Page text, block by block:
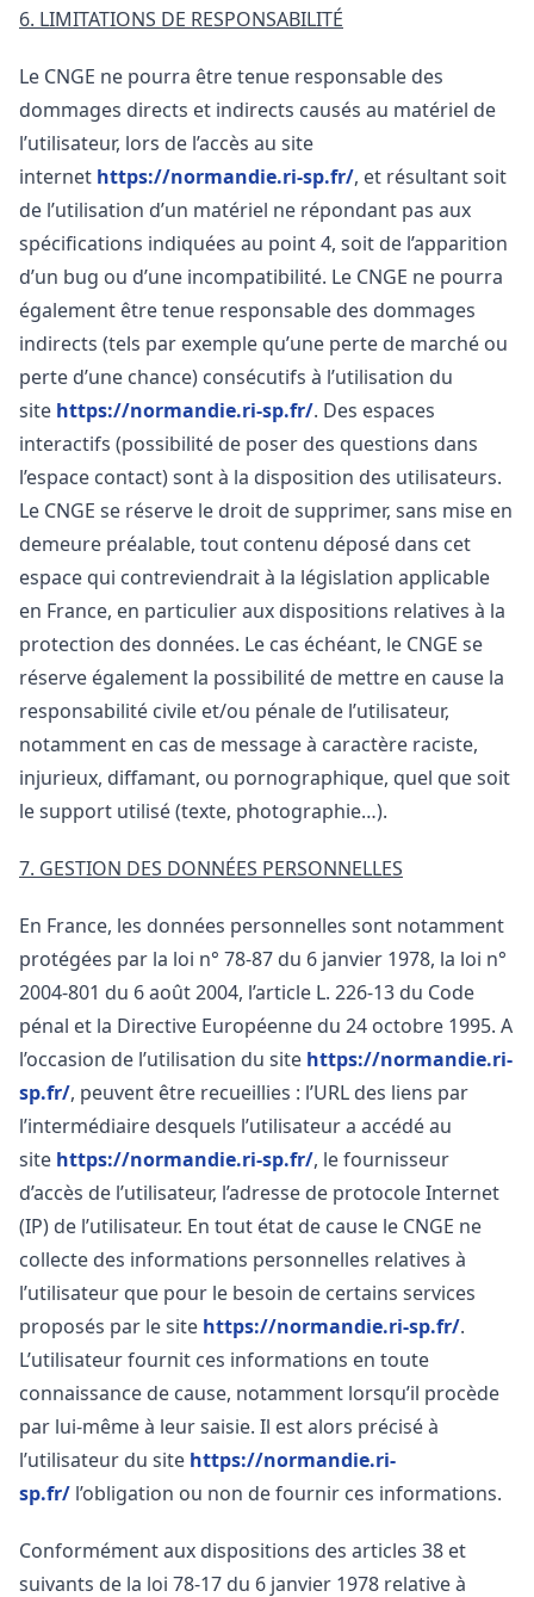
6. LIMITATIONS DE RESPONSABILITÉ
Le CNGE ne pourra être tenue responsable des
dommages directs et indirects causés au matériel de
l’utilisateur, lors de l’accès au site
internet https://normandie.ri-sp.fr/, et résultant soit
de l’utilisation d’un matériel ne répondant pas aux
spécifications indiquées au point 4, soit de l’apparition
d’un bug ou d’une incompatibilité. Le CNGE ne pourra
également être tenue responsable des dommages
indirects (tels par exemple qu’une perte de marché ou
perte d’une chance) consécutifs à l’utilisation du
site https://normandie.ri-sp.fr/. Des espaces
interactifs (possibilité de poser des questions dans
l’espace contact) sont à la disposition des utilisateurs.
Le CNGE se réserve le droit de supprimer, sans mise en
demeure préalable, tout contenu déposé dans cet
espace qui contreviendrait à la législation applicable
en France, en particulier aux dispositions relatives à la
protection des données. Le cas échéant, le CNGE se
réserve également la possibilité de mettre en cause la
responsabilité civile et/ou pénale de l’utilisateur,
notamment en cas de message à caractère raciste,
injurieux, diffamant, ou pornographique, quel que soit
le support utilisé (texte, photographie…).
7. GESTION DES DONNÉES PERSONNELLES
En France, les données personnelles sont notamment
protégées par la loi n° 78-87 du 6 janvier 1978, la loi n°
2004-801 du 6 août 2004, l’article L. 226-13 du Code
pénal et la Directive Européenne du 24 octobre 1995. A
l’occasion de l’utilisation du site https://normandie.ri-
sp.fr/, peuvent être recueillies : l’URL des liens par
l’intermédiaire desquels l’utilisateur a accédé au
site https://normandie.ri-sp.fr/, le fournisseur
d’accès de l’utilisateur, l’adresse de protocole Internet
(IP) de l’utilisateur. En tout état de cause le CNGE ne
collecte des informations personnelles relatives à
l’utilisateur que pour le besoin de certains services
proposés par le site https://normandie.ri-sp.fr/.
L’utilisateur fournit ces informations en toute
connaissance de cause, notamment lorsqu’il procède
par lui-même à leur saisie. Il est alors précisé à
l’utilisateur du site https://normandie.ri-
sp.fr/ l’obligation ou non de fournir ces informations.
Conformément aux dispositions des articles 38 et
suivants de la loi 78-17 du 6 janvier 1978 relative à